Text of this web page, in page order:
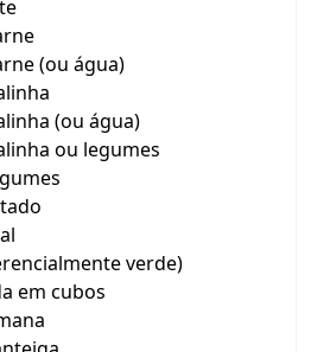
(ou água)
(ou água)
ou legumes
verde)
em cubos